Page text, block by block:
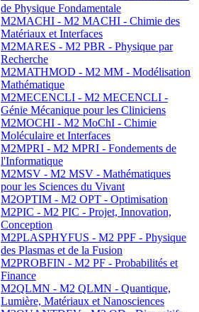
de Physique Fondamentale
M2MACHI - M2 MACHI - Chimie des
Matériaux et Interfaces
M2MARES - M2 PBR - Physique par
Recherche
M2MATHMOD - M2 MM - Modélisation
Mathématique
M2MECENCLI - M2 MECENCLI -
Génie Mécanique pour les Cliniciens
M2MOCHI - M2 MoChI - Chimie
Moléculaire et Interfaces
M2MPRI - M2 MPRI - Fondements de
l'Informatique
M2MSV - M2 MSV - Mathématiques
pour les Sciences du Vivant
M2OPTIM - M2 OPT - Optimisation
M2PIC - M2 PIC - Projet, Innovation,
Conception
M2PLASPHYFUS - M2 PPF - Physique
des Plasmas et de la Fusion
M2PROBFIN - M2 PF - Probabilités et
Finance
M2QLMN - M2 QLMN - Quantique,
Lumière, Matériaux et Nanosciences